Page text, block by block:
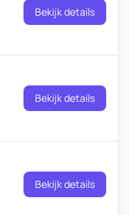
Bekijk details
Bekijk details
Bekijk details